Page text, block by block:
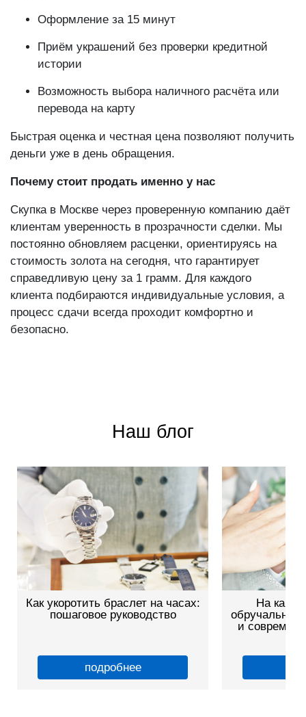
Оформление за 15 минут
Приём украшений без проверки кредитной
истории
Возможность выбора наличного расчёта или
перевода на карту
Быстрая оценка и честная цена позволяют получить
деньги уже в день обращения.
Почему стоит продать именно у нас
Скупка в Москве через проверенную компанию даёт
клиентам уверенность в прозрачности сделки. Мы
постоянно обновляем расценки, ориентируясь на
стоимость золота на сегодня, что гарантирует
справедливую цену за 1 грамм. Для каждого
клиента подбираются индивидуальные условия, а
процесс сдачи всегда проходит комфортно и
безопасно.
Наш блог
Как укоротить браслет на часах:
пошаговое руководство
подробнее
На
обручальные
и